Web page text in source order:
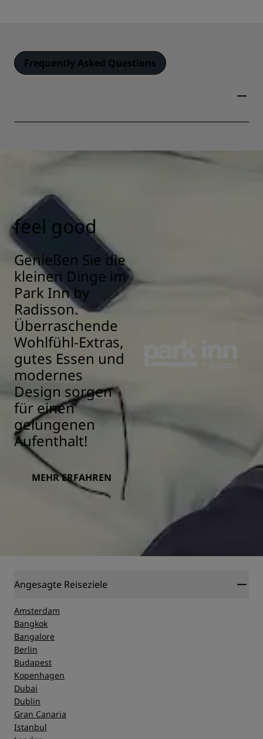
Frequently Asked Questions
feel good
Genießen Sie die
kleinen Dinge im
Park Inn by
Radisson.
Überraschende
Wohlfühl-Extras,
gutes Essen und
modernes
Design sorgen
für einen
gelungenen
Aufenthalt!
MEHR ERFAHREN
Angesagte Reiseziele
Amsterdam
Bangkok
Bangalore
Berlin
Budapest
Kopenhagen
Dubai
Dublin
Gran Canaria
Istanbul